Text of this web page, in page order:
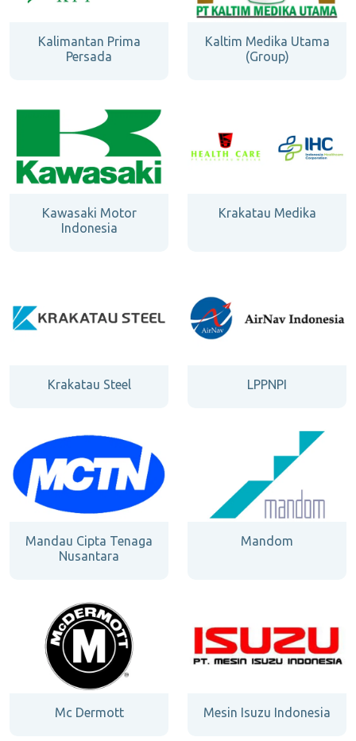
Kalimantan Prima
Persada
Kaltim Medika Utama
(Group)
Kawasaki Motor
Indonesia
Krakatau Medika
Krakatau Steel LPPNPI
Mandau Cipta Tenaga
Nusantara
Mandom
Mc Dermott Mesin Isuzu Indonesia